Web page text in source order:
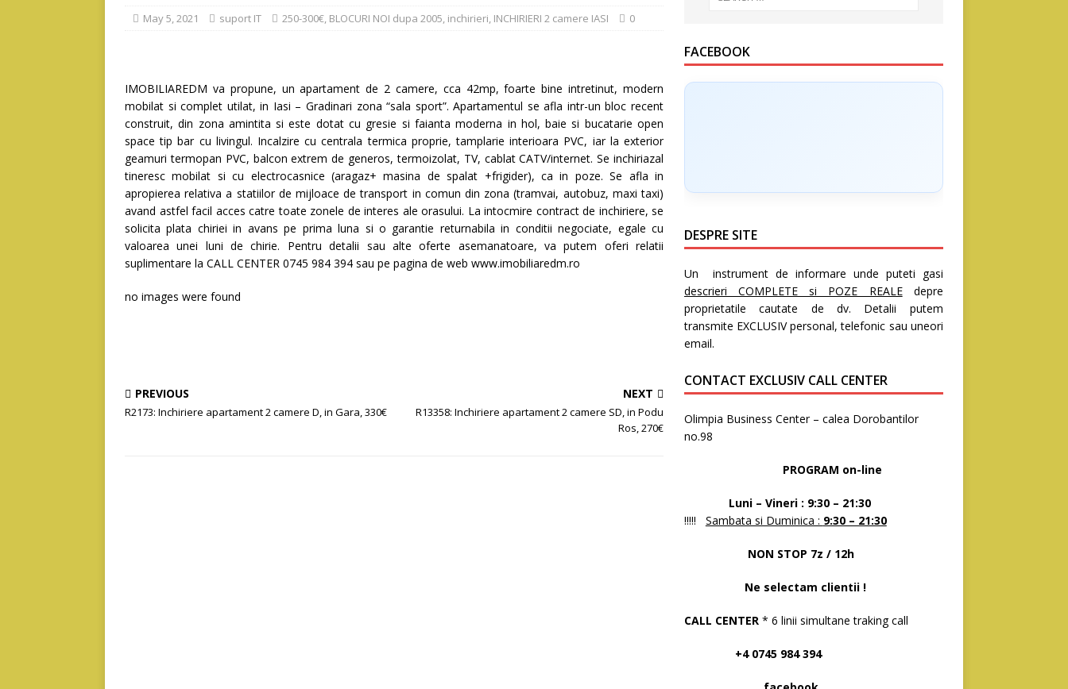
May 5, 2021 suport IT 250-300€, BLOCURI NOI dupa 2005, inchirieri, INCHIRIERI 2 camere IASI 0
IMOBILIAREDM va propune, un apartament de 2 camere, cca 42mp, foarte bine intretinut, modern
mobilat si complet utilat, in Iasi – Gradinari zona “sala sport”. Apartamentul se afla intr-un bloc recent
construit, din zona amintita si este dotat cu gresie si faianta moderna in hol, baie si bucatarie open
space tip bar cu livingul. Incalzire cu centrala termica proprie, tamplarie interioara PVC, iar la exterior
geamuri termopan PVC, balcon extrem de generos, termoizolat, TV, cablat CATV/internet. Se inchiriazal
tineresc mobilat si cu electrocasnice (aragaz+ masina de spalat +frigider), ca in poze. Se afla in
apropierea relativa a statiilor de mijloace de transport in comun din zona (tramvai, autobuz, maxi taxi)
avand astfel facil acces catre toate zonele de interes ale orasului. La intocmire contract de inchiriere, se
solicita plata chiriei in avans pe prima luna si o garantie returnabila in conditii negociate, egale cu
valoarea unei luni de chirie. Pentru detalii sau alte oferte asemanatoare, va putem oferi relatii
suplimentare la CALL CENTER 0745 984 394 sau pe pagina de web www.imobiliaredm.ro
no images were found
PREVIOUS
R2173: Inchiriere apartament 2 camere D, in Gara, 330€
NEXT
R13358: Inchiriere apartament 2 camere SD, in Podu
Ros, 270€
FACEBOOK
DESPRE SITE
Un instrument de informare unde puteti gasi
descrieri COMPLETE si POZE REALEdepre
proprietatile cautate de dv. Detalii putem
transmite EXCLUSIV personal, telefonic sau uneori
email.
CONTACT EXCLUSIV CALL CENTER
Olimpia Business Center – calea Dorobantilor
no.98
PROGRAM on-line
Luni – Vineri : 9:30 – 21:30
!!!!! Sambata si Duminica : 9:30 – 21:30
NON STOP 7z / 12h
Ne selectam clientii !
CALL CENTER* 6 linii simultane traking call
+4 0745 984 394